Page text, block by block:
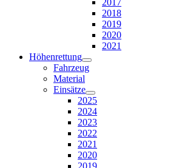
2017
2018
2019
2020
2021
Höhenrettung
Fahrzeug
Material
Einsätze
2025
2024
2023
2022
2021
2020
2019